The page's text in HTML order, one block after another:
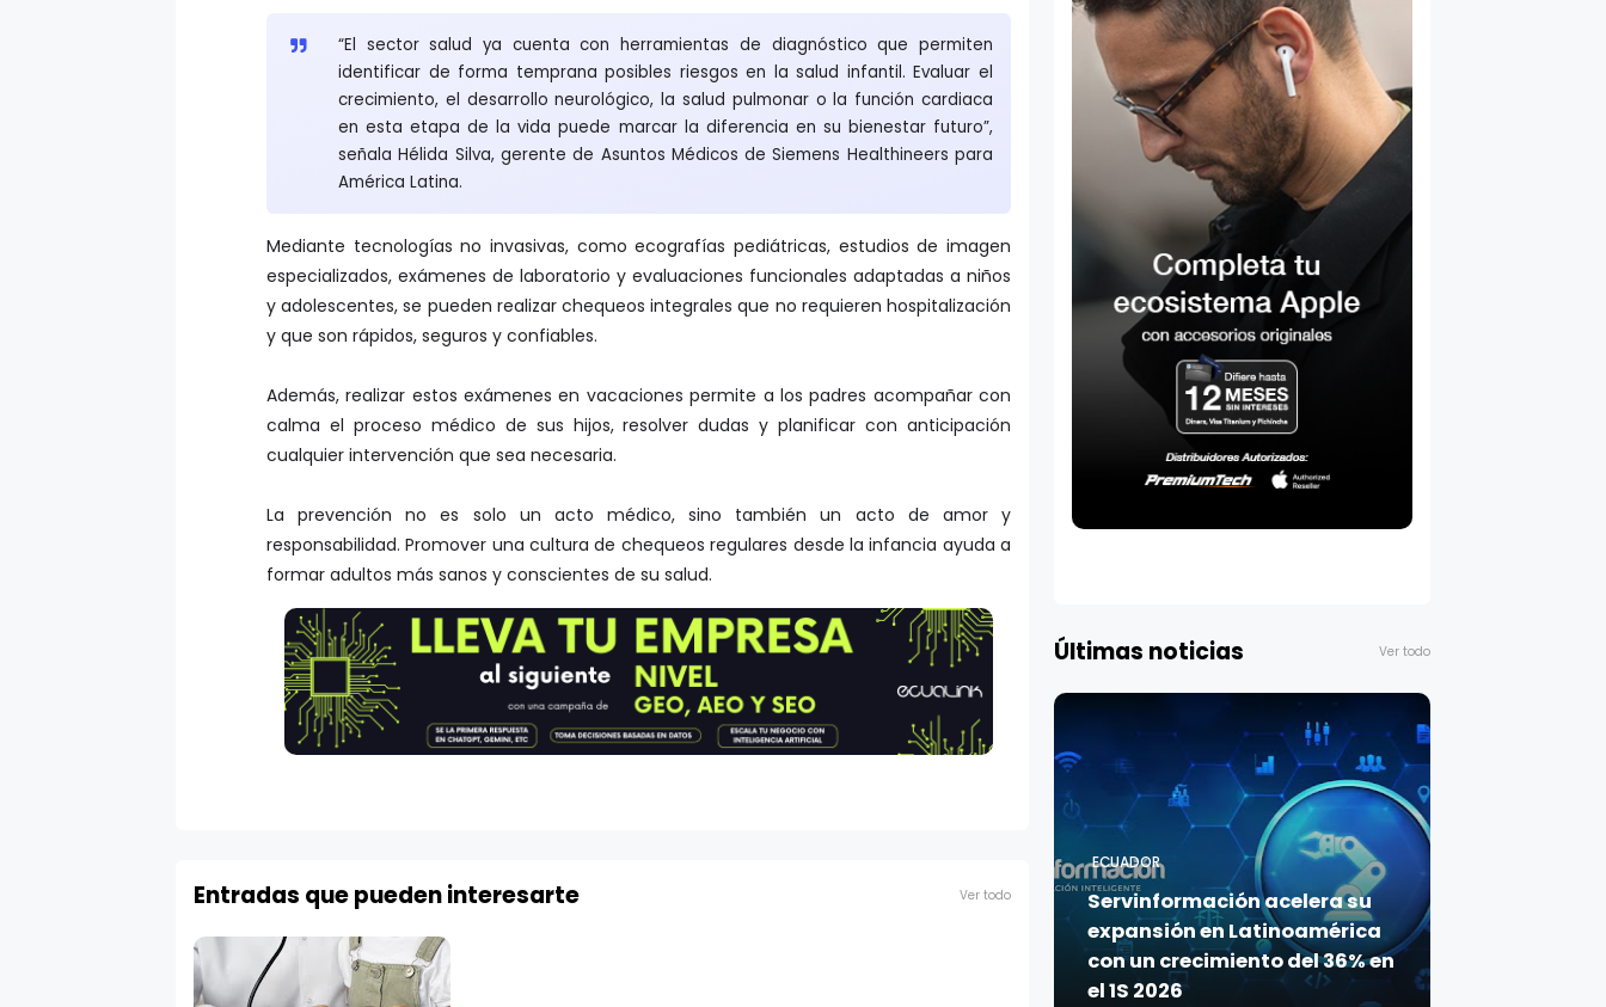
“El sector salud ya cuenta con herramientas de diagnóstico que permiten
identificar de forma temprana posibles riesgos en la salud infantil. Evaluar el
crecimiento, el desarrollo neurológico, la salud pulmonar o la función cardiaca
en esta etapa de la vida puede marcar la diferencia en su bienestar futuro”,
señala Hélida Silva, gerente de Asuntos Médicos de Siemens Healthineers para
América Latina.
Mediante tecnologías no invasivas, como ecografías pediátricas, estudios de imagen
especializados, exámenes de laboratorio y evaluaciones funcionales adaptadas a niños
y adolescentes, se pueden realizar chequeos integrales que no requieren hospitalización
y que son rápidos, seguros y confiables.
Además, realizar estos exámenes en vacaciones permite a los padres acompañar con
calma el proceso médico de sus hijos, resolver dudas y planificar con anticipación
cualquier intervención que sea necesaria.
La prevención no es solo un acto médico, sino también un acto de amor y
responsabilidad. Promover una cultura de chequeos regulares desde la infancia ayuda a
formar adultos más sanos y conscientes de su salud.
Entradas que pueden interesarte Ver todo
Últimas noticias Ver todo
ECUADOR
Servinformación acelera su
expansión en Latinoamérica
con un crecimiento del 36% en
el 1S 2026